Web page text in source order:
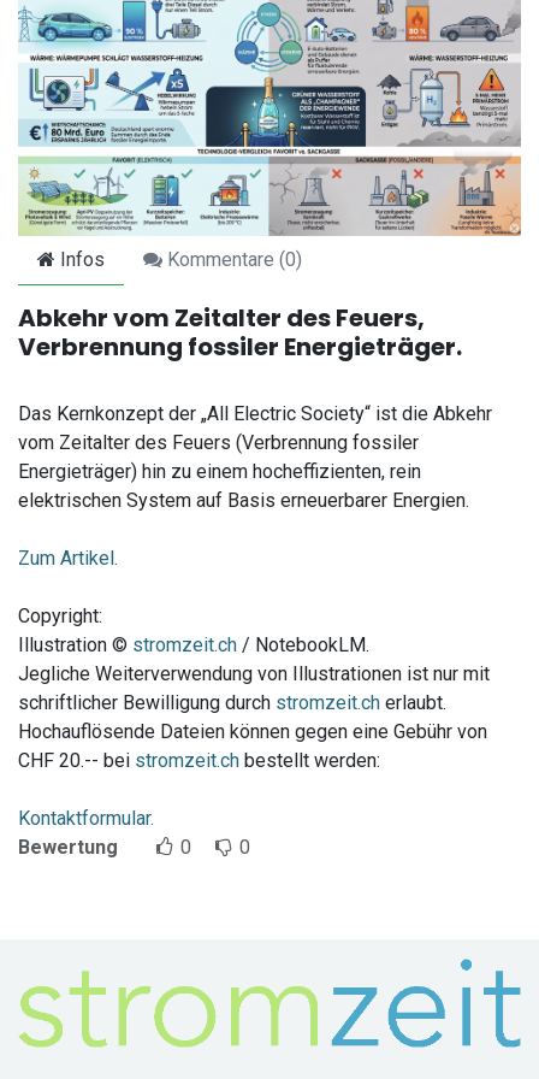
Infos Kommentare (0)
Abkehr vom Zeitalter des Feuers,
Verbrennung fossiler Energieträger.
Das Kernkonzept der „All Electric Society“ ist die Abkehr
vom Zeitalter des Feuers (Verbrennung fossiler
Energieträger) hin zu einem hocheffizienten, rein
elektrischen System auf Basis erneuerbarer Energien.
Zum Artikel.
Copyright:
Illustration © stromzeit.ch / NotebookLM.
Jegliche Weiterverwendung von Illustrationen ist nur mit
schriftlicher Bewilligung durch stromzeit.ch erlaubt.
Hochauflösende Dateien können gegen eine Gebühr von
CHF 20.-- bei stromzeit.ch bestellt werden:
Kontaktformular.
Bewertung
0 0